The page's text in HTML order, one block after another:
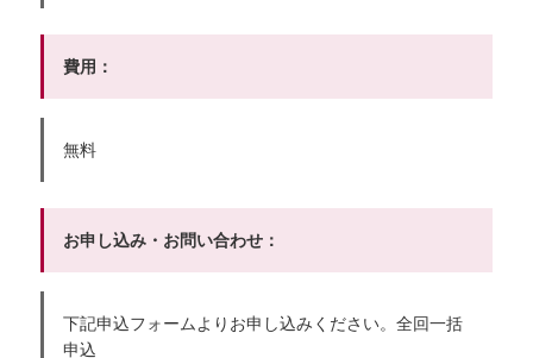
費用：
無料
お申し込み・お問い合わせ：
下記申込フォームよりお申し込みください。全回一括
申込